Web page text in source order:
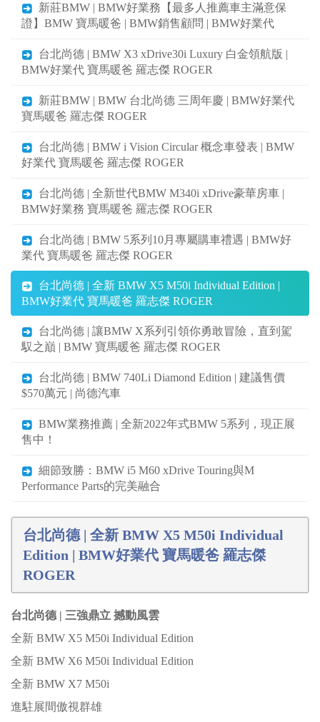
新莊BMW | BMW好業務【最多人推薦車主滿意保
證】BMW 寶馬暖爸 | BMW銷售顧問 | BMW好業代
台北尚德 | BMW X3 xDrive30i Luxury 白金領航版 |
BMW好業代 寶馬暖爸 羅志傑 ROGER
新莊BMW | BMW 台北尚德 三周年慶 | BMW好業代
寶馬暖爸 羅志傑 ROGER
台北尚德 | BMW i Vision Circular 概念車發表 | BMW
好業代 寶馬暖爸 羅志傑 ROGER
台北尚德 | 全新世代BMW M340i xDrive豪華房車 |
BMW好業務 寶馬暖爸 羅志傑 ROGER
台北尚德 | BMW 5系列10月專屬購車禮遇 | BMW好
業代 寶馬暖爸 羅志傑 ROGER
台北尚德 | 全新 BMW X5 M50i Individual Edition |
BMW好業代 寶馬暖爸 羅志傑 ROGER
台北尚德 | 讓BMW X系列引領你勇敢冒險，直到駕
馭之巔 | BMW 寶馬暖爸 羅志傑 ROGER
台北尚德 | BMW 740Li Diamond Edition | 建議售價
$570萬元 | 尚德汽車
BMW業務推薦 | 全新2022年式BMW 5系列，現正展
售中！
細節致勝：BMW i5 M60 xDrive Touring與M
Performance Parts的完美融合
台北尚德 | 全新 BMW X5 M50i Individual
Edition | BMW好業代 寶馬暖爸 羅志傑
ROGER
台北尚德 | 三強鼎立 撼動風雲
全新 BMW X5 M50i Individual Edition
全新 BMW X6 M50i Individual Edition
全新 BMW X7 M50i
進駐展間傲視群雄